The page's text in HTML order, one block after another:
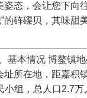
姿态，会让您下向
的砗磲贝，其味甜
本情况 博鳌镇地
址所在地，距嘉积
小组，总人口2.7